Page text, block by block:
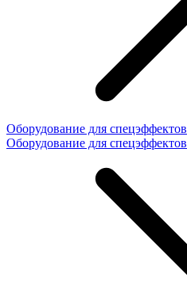
Оборудование для спецэффектов
Оборудование для спецэффектов